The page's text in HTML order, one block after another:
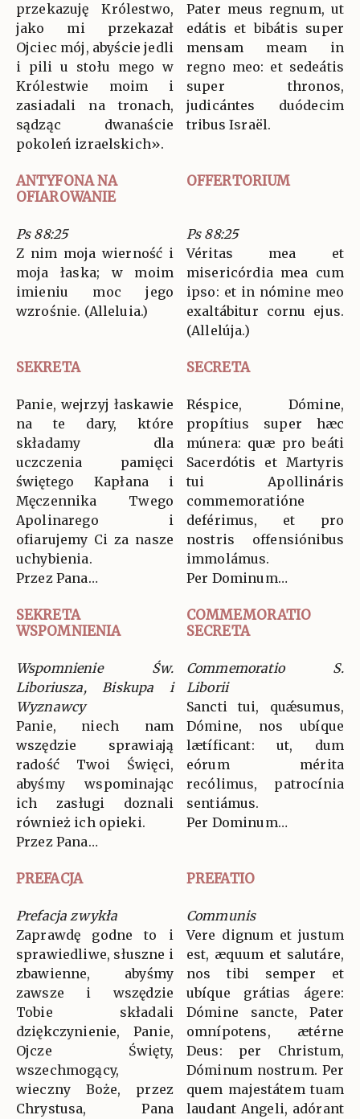
przekazuję Królestwo,
jako mi przekazał
Ojciec mój, abyście jedli
i pili u stołu mego w
Królestwie moim i
zasiadali na tronach,
sądząc dwanaście
pokoleń izraelskich».
Pater meus regnum, ut
edátis et bibátis super
mensam meam in
regno meo: et sedeátis
super thronos,
judicántes duódecim
tribus Israël.
ANTYFONA NA
OFIAROWANIE
OFFERTORIUM
Ps 88:25
Z nim moja wierność i
moja łaska; w moim
imieniu moc jego
wzrośnie. (Alleluia.)
Ps 88:25
Véritas mea et
misericórdia mea cum
ipso: et in nómine meo
exaltábitur cornu ejus.
(Allelúja.)
SEKRETA SECRETA
Panie, wejrzyj łaskawie
na te dary, które
składamy dla
uczczenia pamięci
świętego Kapłana i
Męczennika Twego
Apolinarego i
ofiarujemy Ci za nasze
uchybienia.
Przez Pana…
Réspice, Dómine,
propítius super hæc
múnera: quæ pro beáti
Sacerdótis et Martyris
tui Apollináris
commemoratióne
deférimus, et pro
nostris offensiónibus
immolámus.
Per Dominum…
SEKRETA
WSPOMNIENIA
COMMEMORATIO
SECRETA
Wspomnienie Św.
Liboriusza, Biskupa i
Wyznawcy
Panie, niech nam
wszędzie sprawiają
radość Twoi Święci,
abyśmy wspominając
ich zasługi doznali
również ich opieki.
Przez Pana…
Commemoratio S.
Liborii
Sancti tui, quǽsumus,
Dómine, nos ubíque
lætíficant: ut, dum
eórum mérita
recólimus, patrocínia
sentiámus.
Per Dominum…
PREFACJA PREFATIO
Prefacja zwykła
Zaprawdę godne to i
sprawiedliwe, słuszne i
zbawienne, abyśmy
zawsze i wszędzie
Tobie składali
dziękczynienie, Panie,
Ojcze Święty,
wszechmogący,
wieczny Boże, przez
Chrystusa, Pana
Communis
Vere dignum et justum
est, æquum et salutáre,
nos tibi semper et
ubíque grátias ágere:
Dómine sancte, Pater
omnípotens, ætérne
Deus: per Christum,
Dóminum nostrum. Per
quem majestátem tuam
laudant Angeli, adórant